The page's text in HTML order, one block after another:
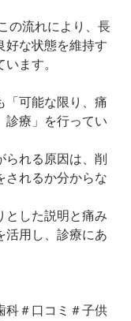
流れにより、長
好な状態を維持す
ます。
「可能な限り、痛
診療」を行ってい
られる原因は、削
されるか分からな
とした説明と痛み
活用し、診療にあ
科＃口コミ＃子供